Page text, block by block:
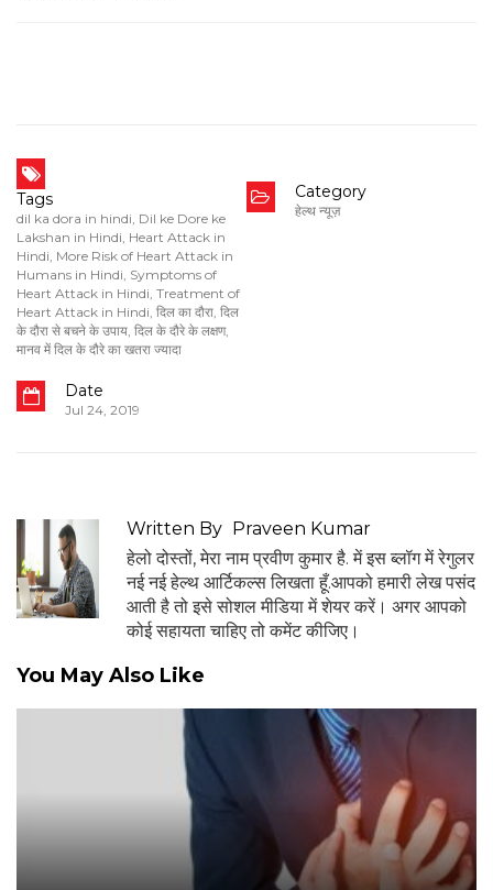
Tags
dil ka dora in hindi, Dil ke Dore ke
Lakshan in Hindi, Heart Attack in
Hindi, More Risk of Heart Attack in
Humans in Hindi, Symptoms of
Heart Attack in Hindi, Treatment of
Heart Attack in Hindi, दिल का दौरा, दिल
के दौरा से बचने के उपाय, दिल के दौरे के लक्षण,
मानव में दिल के दौरे का खतरा ज्यादा
Category
हेल्थ न्यूज़
Date
Jul 24, 2019
Written By
Praveen Kumar
हेलो दोस्तों, मेरा नाम प्रवीण कुमार है. में इस ब्लॉग में रेगुलर
नई नई हेल्थ आर्टिकल्स लिखता हूँ.आपको हमारी लेख पसंद
आती है तो इसे सोशल मीडिया में शेयर करें। अगर आपको
कोई सहायता चाहिए तो कमेंट कीजिए।
You May Also Like